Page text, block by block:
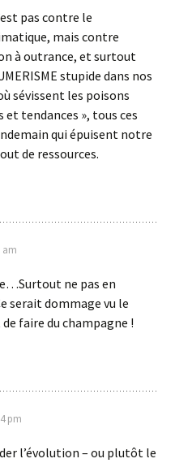
pas contre le
mais contre
à outrance, et surtout
stupide dans nos
sévissent les poisons
et tendances », tous ces
qui épuisent notre
de ressources.
am
ne pas en
serait dommage vu le
faire du champagne !
pm
l’évolution – ou plutôt le